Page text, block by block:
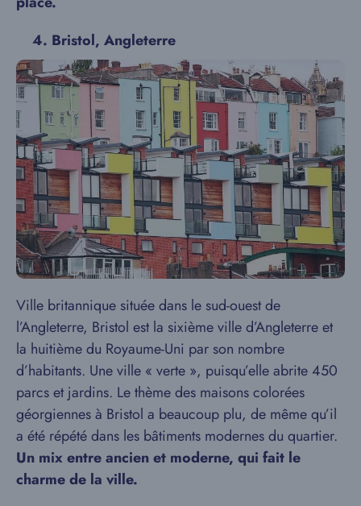
4. Bristol, Angleterre
Ville britannique située dans le sud-ouest de
l’Angleterre, Bristol est la sixième ville d’Angleterre et
la huitième du Royaume-Uni par son nombre
d’habitants. Une ville « verte », puisqu’elle abrite 450
parcs et jardins. Le thème des maisons colorées
géorgiennes à Bristol a beaucoup plu, de même qu’il
a été répété dans les bâtiments modernes du quartier.
Un mix entre ancien et moderne, qui fait le
charme de la ville.